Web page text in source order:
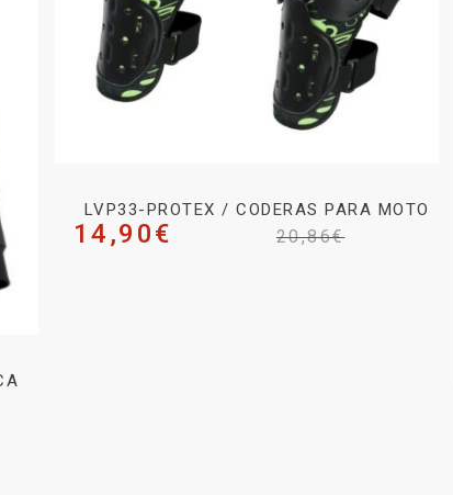
LVP33-PROTEX / CODERAS PARA MOTO
20,86€
14,90€